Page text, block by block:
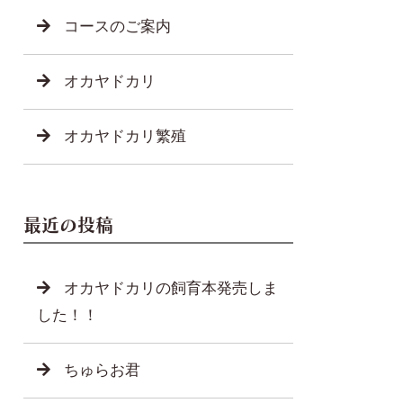
コースのご案内
オカヤドカリ
オカヤドカリ繁殖
最近の投稿
オカヤドカリの飼育本発売しま
した！！
ちゅらお君